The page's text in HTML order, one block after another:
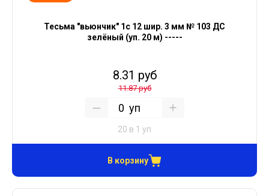
Тесьма "вьюнчик" 1с 12 шир. 3 мм № 103 ДС
зелёный (уп. 20 м) -----
8.31 руб
11.87 руб
уп
20 в 1 уп
В корзину